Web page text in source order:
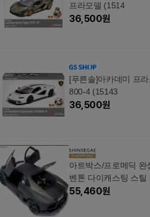
프라모델 (1514
36,500원
[푸른솔]아카데미 프
800-4 (15143
36,500원
아트박스/프로메딕 완
벤톤 다이캐스팅 스틸
55,460원